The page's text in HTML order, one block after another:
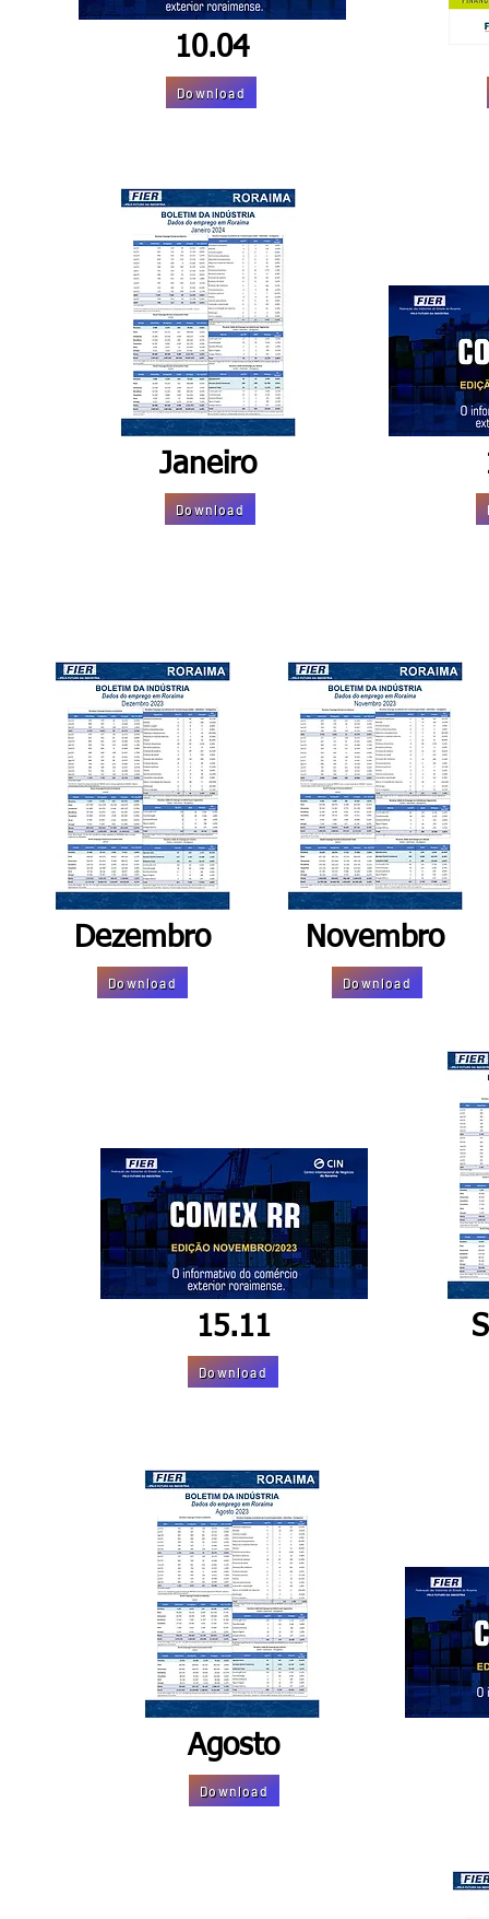
10.04
Download
Janeiro
Download
Dezembro
Download
Novembro
Download
15.11
Download
Agosto
Download